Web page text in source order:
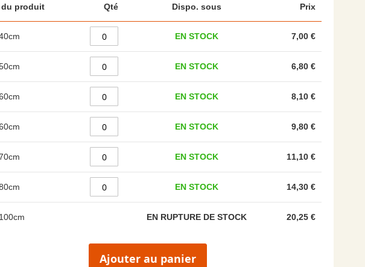
du produit Qté Dispo. sous Prix
EN STOCK 7,00 €
EN STOCK 6,80 €
EN STOCK 8,10 €
EN STOCK 9,80 €
EN STOCK 11,10 €
EN STOCK 14,30 €
EN RUPTURE DE STOCK 20,25 €
Ajouter au panier